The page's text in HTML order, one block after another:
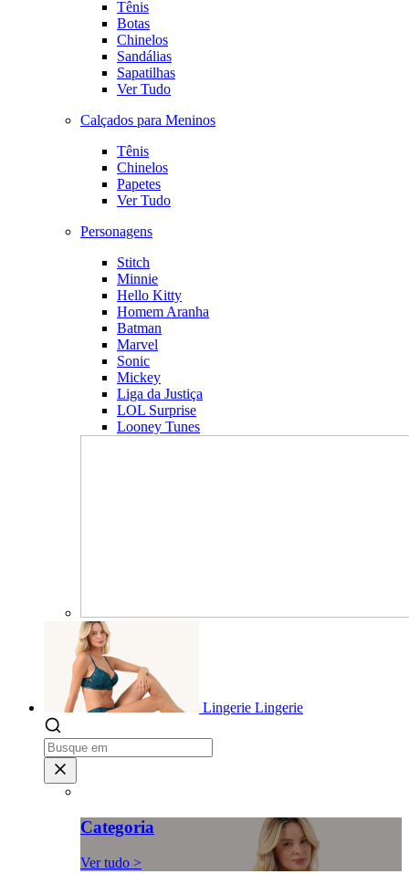
Tênis
Botas
Chinelos
Sandálias
Sapatilhas
Ver Tudo
Calçados para Meninos
Tênis
Chinelos
Papetes
Ver Tudo
Personagens
Stitch
Minnie
Hello Kitty
Homem Aranha
Batman
Marvel
Sonic
Mickey
Liga da Justiça
LOL Surprise
Looney Tunes
Lingerie Lingerie
Categoria
Ver tudo >